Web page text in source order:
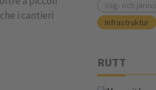
i cantieri
Väg- och
Infrastruktur
RUTT